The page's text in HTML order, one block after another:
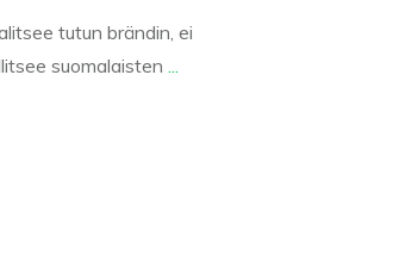
tutun brändin, ei
suomalaisten ...